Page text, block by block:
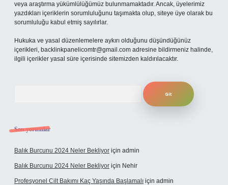
veya araştırma yükümlülüğümüz bulunmamaktadır. Ancak, üyelerimiz
yazdıkları içeriklerin sorumluluğunu taşımakta olup, siteye üye olarak bu
sorumluluğu kabul etmiş sayılırlar.
Hukuka ve yasal düzenlemelere aykırı olduğunu düşündüğünüz
içerikleri, backlinkpanelicomtr@gmail.com adresine bildirmeniz halinde,
ilgili içerikler yasal süre içerisinde sitemizden kaldırılacaktır.
Son yorumlar
Balık Burcunu 2024 Neler Bekliyor için admin
Balık Burcunu 2024 Neler Bekliyor için Nehir
Profesyonel Cilt Bakımı Kaç Yaşında Başlamalı için admin